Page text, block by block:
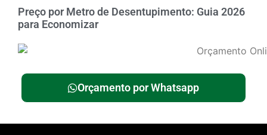
Preço por Metro de Desentupimento: Guia 2026
para Economizar
Orçamento por Whatsapp